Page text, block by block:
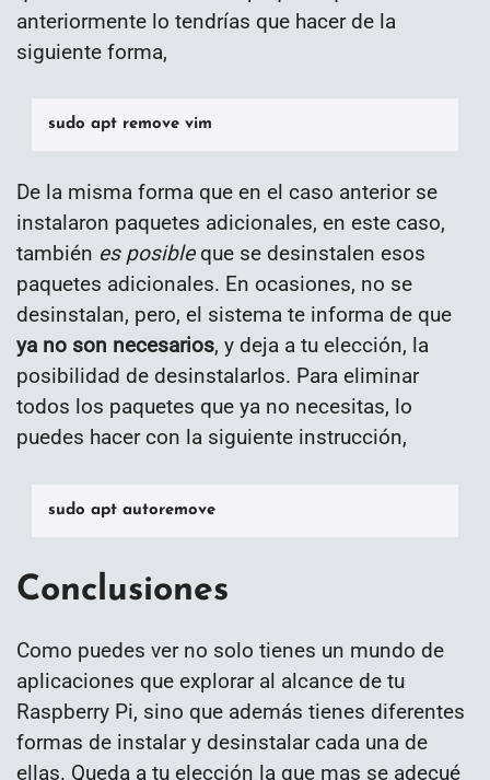
anteriormente lo tendrías que hacer de la
siguiente forma,
sudo apt remove vim
De la misma forma que en el caso anterior se
instalaron paquetes adicionales, en este caso,
también es posibleque se desinstalen esos
paquetes adicionales. En ocasiones, no se
desinstalan, pero, el sistema te informa de que
ya no son necesarios, y deja a tu elección, la
posibilidad de desinstalarlos. Para eliminar
todos los paquetes que ya no necesitas, lo
puedes hacer con la siguiente instrucción,
sudo apt autoremove
Conclusiones
Como puedes ver no solo tienes un mundo de
aplicaciones que explorar al alcance de tu
Raspberry Pi, sino que además tienes diferentes
formas de instalar y desinstalar cada una de
ellas. Queda a tu elección la que mas se adecué